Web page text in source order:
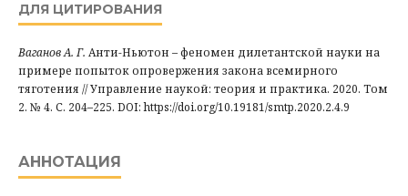
ДЛЯ ЦИТИРОВАНИЯ
Ваганов А. Г. Анти-Ньютон – феномен дилетантской науки на
примере попыток опровержения закона всемирного
тяготения // Управление наукой: теория и практика. 2020. Том
2. № 4. С. 204–225. DOI: https://doi.org/10.19181/smtp.2020.2.4.9
АННОТАЦИЯ